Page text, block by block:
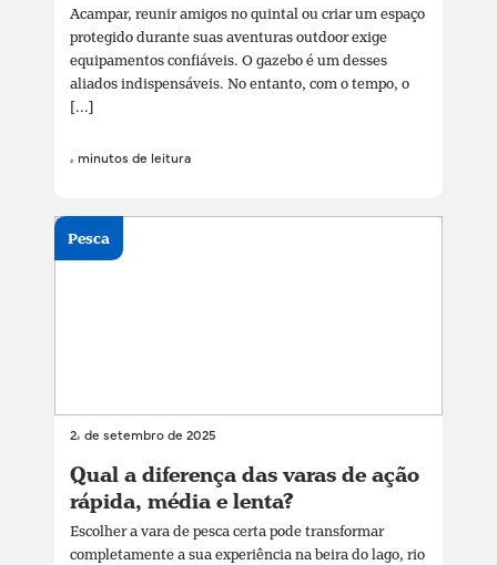
Acampar, reunir amigos no quintal ou criar um espaço
protegido durante suas aventuras outdoor exige
equipamentos confiáveis. O gazebo é um desses
aliados indispensáveis. No entanto, com o tempo, o
[...]
4 minutos de leitura
24 de setembro de 2025
Qual a diferença das varas de ação
rápida, média e lenta?
Escolher a vara de pesca certa pode transformar
completamente a sua experiência na beira do lago, rio
Pesca